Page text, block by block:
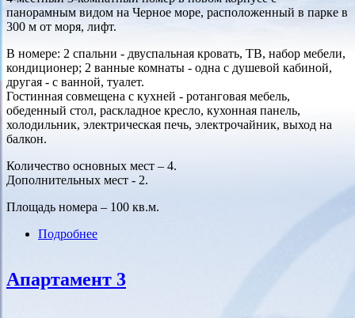
панорамным видом на Черное море, расположенный в парке в
300 м от моря, лифт.
В номере: 2 спальни - двуспальная кровать, ТВ, набор мебели,
кондиционер; 2 ванные комнаты - одна с душевой кабиной,
другая - с ванной, туалет.
Гостинная совмещена с кухней - ротанговая мебель,
обеденный стол, раскладное кресло, кухонная панель,
холодильник, электрическая печь, электрочайник, выход на
балкон.
Количество основных мест – 4.
Дополнительных мест - 2.
Площадь номера – 100 кв.м.
Подробнее
Апартамент 3